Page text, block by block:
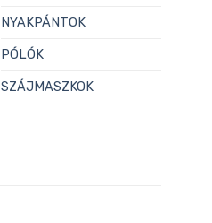
NYAKPÁNTOK
PÓLÓK
SZÁJMASZKOK